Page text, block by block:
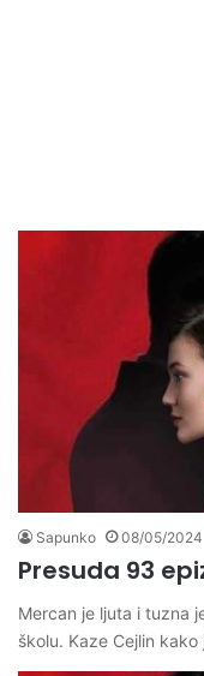
Sapunko 08/05/2024
Presuda 93
Mercan je ljuta i tuzna
školu. Kaze Cejlin